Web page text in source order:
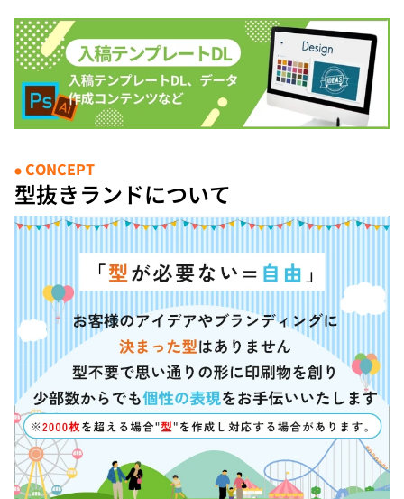
● CONCEPT
型抜きランドについて